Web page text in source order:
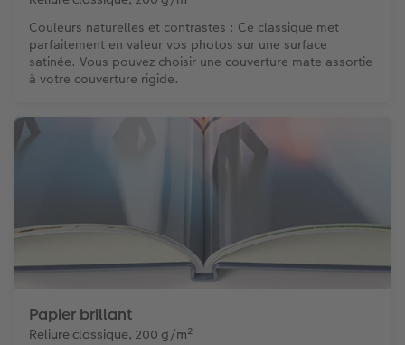
Couleurs naturelles et contrastes : Ce classique met
parfaitement en valeur vos photos sur une surface
satinée. Vous pouvez choisir une couverture mate assortie
à votre couverture rigide.
Papier brillant
Reliure classique, 200 g/m²